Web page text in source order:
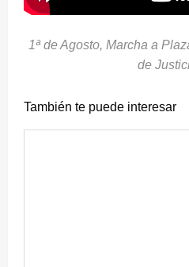
1ª de Agosto, Marcha a
de
También te puede interesar